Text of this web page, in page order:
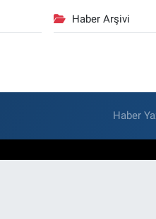
Haber Arşivi
Haber